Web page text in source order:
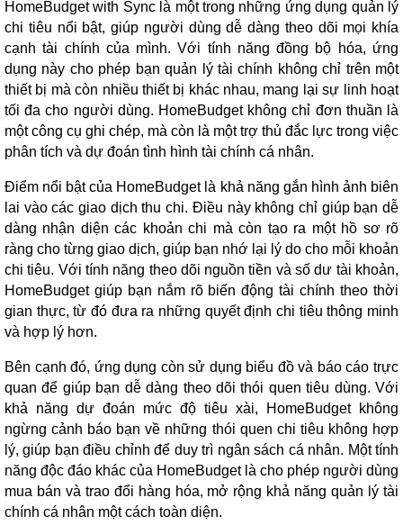
HomeBudget with Sync là một trong những ứng dụng quản lý
chi tiêu nổi bật, giúp người dùng dễ dàng theo dõi mọi khía
cạnh tài chính của mình. Với tính năng đồng bộ hóa, ứng
dụng này cho phép bạn quản lý tài chính không chỉ trên một
thiết bị mà còn nhiều thiết bị khác nhau, mang lại sự linh hoạt
tối đa cho người dùng. HomeBudget không chỉ đơn thuần là
một công cụ ghi chép, mà còn là một trợ thủ đắc lực trong việc
phân tích và dự đoán tình hình tài chính cá nhân.
Điểm nổi bật của HomeBudget là khả năng gắn hình ảnh biên
lai vào các giao dịch thu chi. Điều này không chỉ giúp bạn dễ
dàng nhận diện các khoản chi mà còn tạo ra một hồ sơ rõ
ràng cho từng giao dịch, giúp bạn nhớ lại lý do cho mỗi khoản
chi tiêu. Với tính năng theo dõi nguồn tiền và số dư tài khoản,
HomeBudget giúp bạn nắm rõ biến động tài chính theo thời
gian thực, từ đó đưa ra những quyết định chi tiêu thông minh
và hợp lý hơn.
Bên cạnh đó, ứng dụng còn sử dụng biểu đồ và báo cáo trực
quan để giúp bạn dễ dàng theo dõi thói quen tiêu dùng. Với
khả năng dự đoán mức độ tiêu xài, HomeBudget không
ngừng cảnh báo bạn về những thói quen chi tiêu không hợp
lý, giúp bạn điều chỉnh để duy trì ngân sách cá nhân. Một tính
năng độc đáo khác của HomeBudget là cho phép người dùng
mua bán và trao đổi hàng hóa, mở rộng khả năng quản lý tài
chính cá nhân một cách toàn diện.